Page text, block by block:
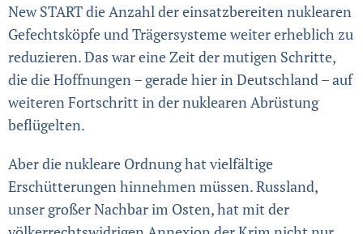
New START die Anzahl der einsatzbereiten nuklearen
Gefechts­köpfe und Träger­systeme weiter erheblich zu
reduzieren. Das war eine Zeit der mutigen Schritte,
die die Hoffnungen – gerade hier in Deutschland – auf
weiteren Fortschritt in der nuklearen Abrüstung
beflügelten.
Aber die nukleare Ordnung hat vielfältige
Erschütterungen hinnehmen müssen. Russland,
unser großer Nachbar im Osten, hat mit der